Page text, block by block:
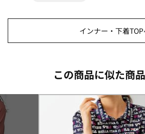
インナー・下着
この商品に似た商